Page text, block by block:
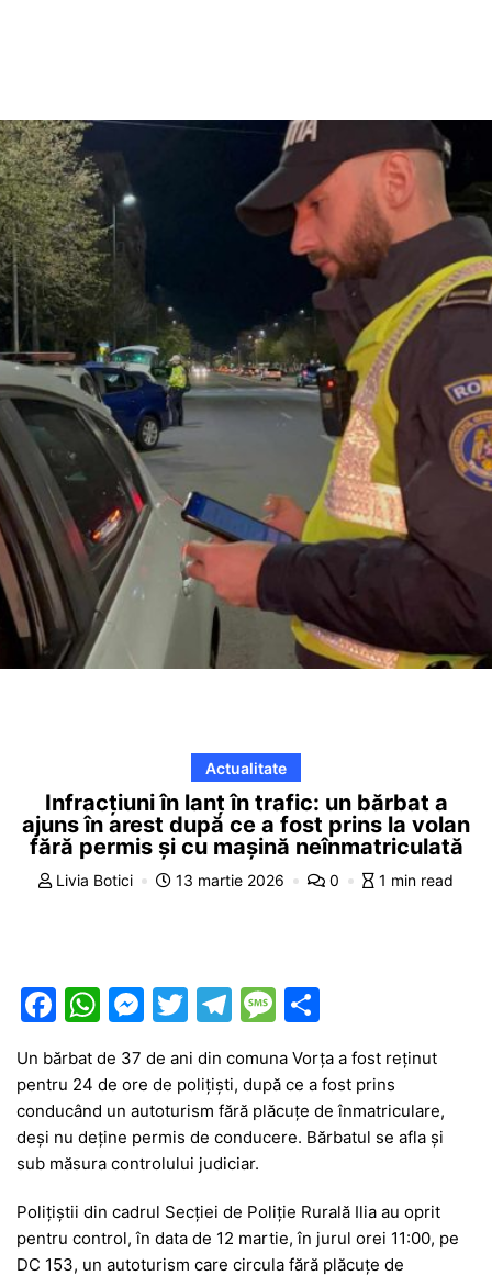
Actualitate
Infracțiuni în lanț în trafic: un bărbat a
ajuns în arest după ce a fost prins la volan
fără permis și cu mașină neînmatriculată
Livia Botici 13 martie 2026 0 1 min read
F
c
e
b
o
o
k
W
at
s
A
p
p
M
s
s
e
n
g
er
T
w
itt
er
T
e
gr
a
m
M
s
s
a
e
ta
je
a
ă
Un bărbat de 37 de ani din comuna Vorța a fost reținut
pentru 24 de ore de polițiști, după ce a fost prins
conducând un autoturism fără plăcuțe de înmatriculare,
deși nu deține permis de conducere. Bărbatul se afla și
sub măsura controlului judiciar.
Polițiștii din cadrul Secției de Poliție Rurală Ilia au oprit
pentru control, în data de 12 martie, în jurul orei 11:00, pe
DC 153, un autoturism care circula fără plăcuțe de